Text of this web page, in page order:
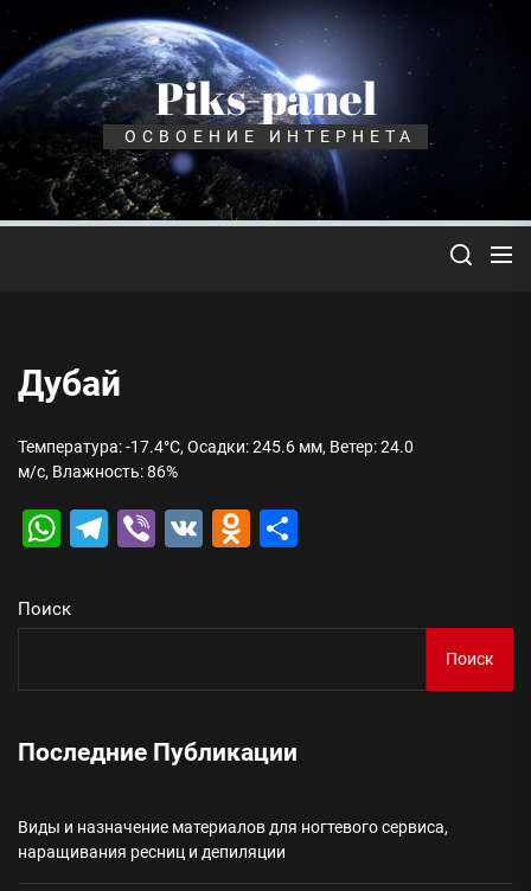
Перейти
содержимому
Piks-panel
ОСВОЕНИЕ ИНТЕРНЕТА
Дубай
Температура: -17.4°C, Осадки: 245.6 мм, Ветер: 24.0
м/с, Влажность: 86%
WhatsApp
Telegram
Viber
VK Odnoklassniki
Поиск
Поиск
Последние Публикации
Виды и назначение материалов для ногтевого сервиса,
наращивания ресниц и депиляции